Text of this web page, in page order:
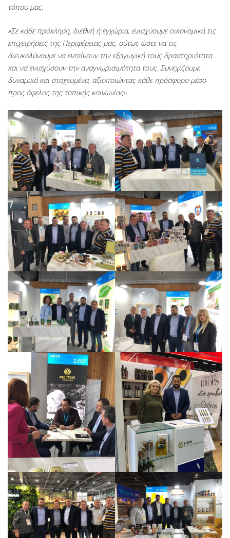
τόπου μας.
»Σε κάθε πρόκληση, διεθνή ή εγχώρια, ενισχύουμε οικονομικά τις
επιχειρήσεις της Περιφέρειας μας, ούτως ώστε να τις
διευκολύνουμε να εντείνουν την εξαγωγική τους δραστηριότητα
και να ενισχύσουν την αναγνωρισιμότητα τους. Συνεχίζουμε
δυναμικά και στοχευμένα, αξιοποιώντας κάθε πρόσφορο μέσο
προς όφελος της τοπικής κοινωνίας».